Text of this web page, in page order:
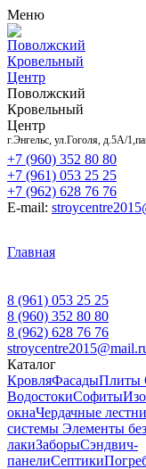
Меню
Поволжский
Кровельный
Центр
Поволжский
Кровельный
Центр
г.Энгельс, ул.Гоголя, д.5А/
+7 (960) 352 80 80
+7 (961) 053 25 25
+7 (962) 628 76 76
E-mail:
Главная
8 (961) 053 25 25
8 (960) 352 80 80
8 (962) 628 76 76
Каталог
КровляФасадыПлиты
ВодостокиСофиты
окнаЧердачные
системы Элементы
лакиЗаборыСэндвич-
панелиСептики